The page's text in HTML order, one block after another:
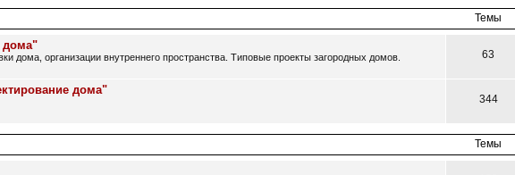
Темы
дома"
дома, организации внутреннего пространства. Типовые проекты загородных домов.
63
дома"
344
Темы